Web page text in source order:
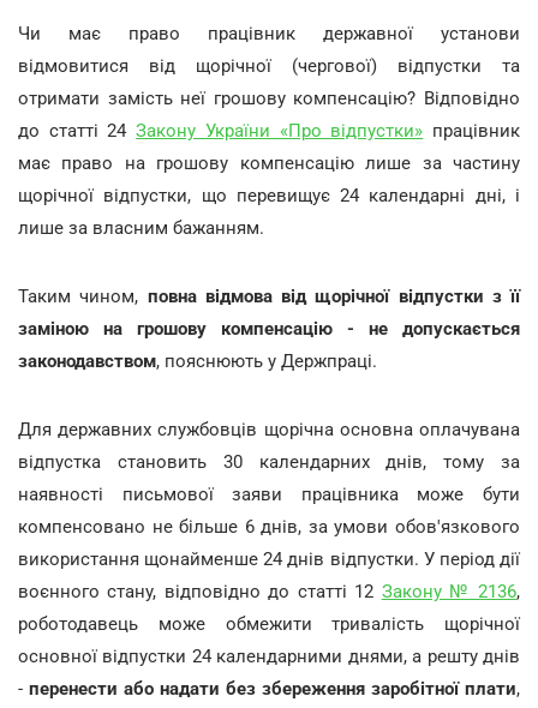
Чи має право працівник державної установи
відмовитися від щорічної (чергової) відпустки та
отримати замість неї грошову компенсацію? Відповідно
до статті 24Закону України «Про відпустки» працівник
має право на грошову компенсацію лише за частину
щорічної відпустки, що перевищує 24 календарні дні, і
лише за власним бажанням.
Таким чином, повна відмова від щорічної відпустки з її
заміною на грошову компенсацію - не допускається
законодавством, пояснюють у Держпраці.
Для державних службовців щорічна основна оплачувана
відпустка становить 30 календарних днів, тому за
наявності письмової заяви працівника може бути
компенсовано не більше 6 днів, за умови обов'язкового
використання щонайменше 24 днів відпустки. У період дії
воєнного стану, відповідно до статті 12 Закону № 2136,
роботодавець може обмежити тривалість щорічної
основної відпустки 24 календарними днями, а решту днів
- перенести або надати без збереження заробітної плати,